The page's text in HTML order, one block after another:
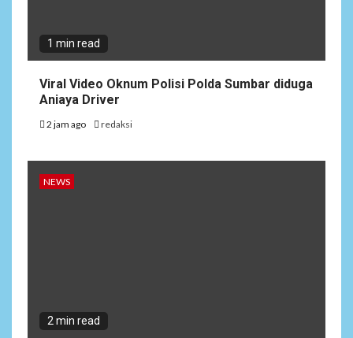
Dewan Penasehat Sambar.id:
Isu Surpres Pergantian
Kapolri Dinilai Menyesatkan,
Kewenangan
1 min read
Viral Video Oknum Polisi Polda Sumbar diduga
Aniaya Driver
2 jam ago redaksi
NEWS
2 min read